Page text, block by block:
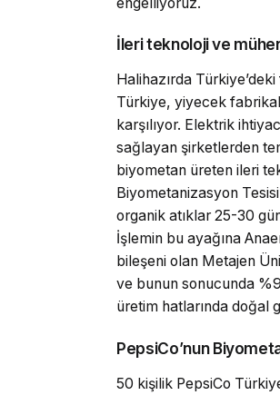
İleri teknoloji ve
Halihazırda
Türkiye, yiyecek
karşılıyor. Elektrik
sağlayan şirketlerden
biyometan üreten ileri
Biyometanizasyon
organik atıklar 25-30
İşlemin bu ayağına
bileşeni olan Metajen
ve bunun sonucunda
üretim hatlarında doğal
PepsiCo’nun
50 kişilik PepsiCo